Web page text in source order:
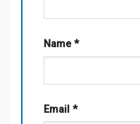
Name*
Email *